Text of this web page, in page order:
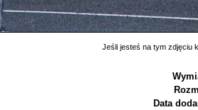
Jeśli jesteś na tym zdjęciu
Data